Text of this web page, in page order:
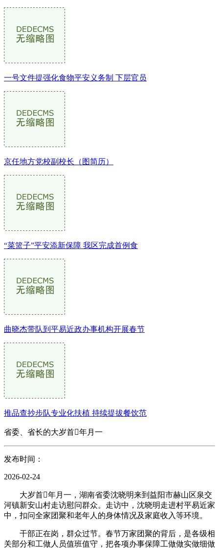
一号文件提强化食物平安义务制 下层官员
京任地方党校副校长（图简历）
“菜篮子”平安添新保障 我区完成首例食
曲晓杰带队到平易近政办事机构开展春节
推品查抄步队专业化扶植 持续提拔餐饮范
省委、省长的大岁首年月一
发布时间：
2026-02-24
大岁首年月一，湖南省委沈晓明来到益阳市赫山区泉交
河镇新安山村走访慰问群众。走访中，沈晓明走进村平易近家
中，扣问全家团聚和老年人的身体情况及家庭收入等环境。
干部正在岗，群众过节。春节万家团聚的背后，是各级相
关部分和工做人员值班值守，把各项办事保障工做做实做细做